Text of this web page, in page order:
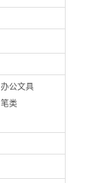
办公文具
笔类